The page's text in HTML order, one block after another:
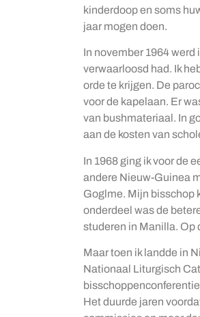
kinderdoop en soms
jaar mogen doen.
In november 1964
verwaarloosd had. Ik
orde te krijgen. De
voor de kapelaan. Er
van bushmateriaal. In
aan de kosten van
In 1968 ging ik voor de
andere Nieuw-Guinea
Goglme. Mijn bisschop
onderdeel was de
studeren in Manilla. Op
Maar toen ik landde in
Nationaal Liturgisch
Het duurde jaren